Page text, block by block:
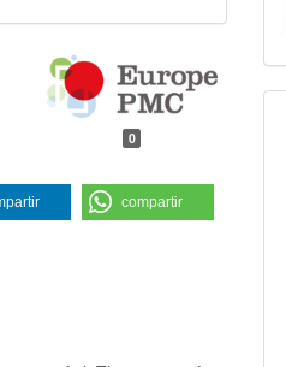
0
compartir